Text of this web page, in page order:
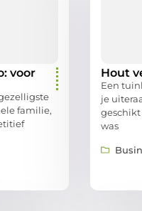
voor
familie,
Hout
Een
je
geschikt
was